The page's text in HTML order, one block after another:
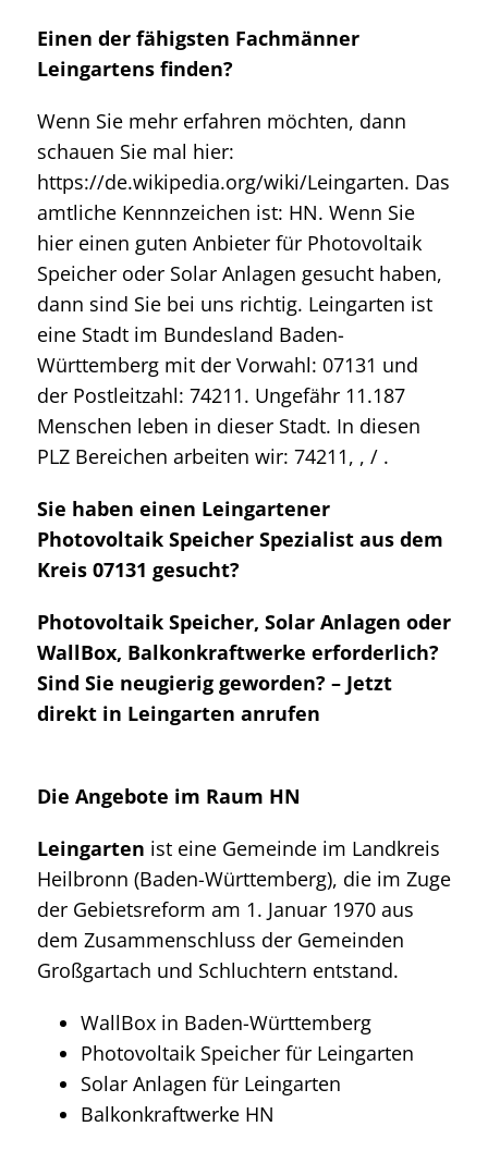
Einen der fähigsten Fachmänner
Leingartens finden?
Wenn Sie mehr erfahren möchten, dann
schauen Sie mal hier:
https://de.wikipedia.org/wiki/Leingarten. Das
amtliche Kennnzeichen ist: HN. Wenn Sie
hier einen guten Anbieter für Photovoltaik
Speicher oder Solar Anlagen gesucht haben,
dann sind Sie bei uns richtig. Leingarten ist
eine Stadt im Bundesland Baden-
Württemberg mit der Vorwahl: 07131 und
der Postleitzahl: 74211. Ungefähr 11.187
Menschen leben in dieser Stadt. In diesen
PLZ Bereichen arbeiten wir: 74211, , / .
Sie haben einen Leingartener
Photovoltaik Speicher Spezialist aus dem
Kreis 07131 gesucht?
Photovoltaik Speicher, Solar Anlagen oder
WallBox, Balkonkraftwerke erforderlich?
Sind Sie neugierig geworden? – Jetzt
direkt in Leingarten anrufen
Die Angebote im Raum HN
Leingarten ist eine Gemeinde im Landkreis
Heilbronn (Baden-Württemberg), die im Zuge
der Gebietsreform am 1. Januar 1970 aus
dem Zusammenschluss der Gemeinden
Großgartach und Schluchtern entstand.
WallBox in Baden-Württemberg
Photovoltaik Speicher für Leingarten
Solar Anlagen für Leingarten
Balkonkraftwerke HN